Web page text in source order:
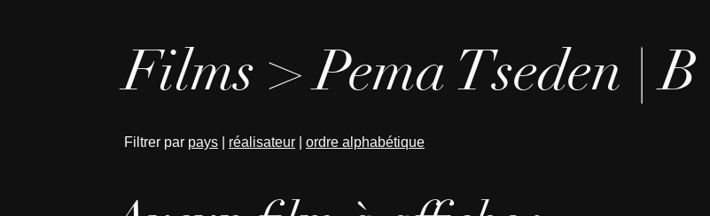
Films > Pema Tseden | B
Filtrer par pays réalisateur ordre alphabétique